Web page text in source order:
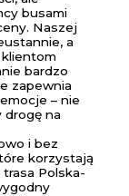
busami
Naszej
a
bardzo
zapewnia
– nie
drogę na
i bez
korzystają
Polska-